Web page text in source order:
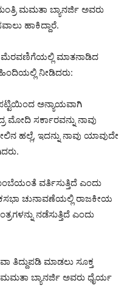
ಮಮತಾ ಬ್ಯಾನರ್ಜಿ ಅವರು
ಹಾಕಿದ್ದಾರೆ.
ಮೆರವಣಿಗೆಯಲ್ಲಿ ಮಾತನಾಡಿದ
ನೀಡಿದರು:
ಪಟ್ಟಿಯಿಂದ ಅನ್ಯಾಯವಾಗಿ
ಮೋದಿ ಸರ್ಕಾರವನ್ನು ನಾವು
ಹಲ್ಲೆ, ಇದನ್ನು ನಾವು ಯಾವುದೇ
ವರ್ತಿಸುತ್ತಿದೆ ಎಂದು
ಚುನಾವಣೆಯಲ್ಲಿ ರಾಜಕೀಯ
ನಡೆಸುತ್ತಿದೆ ಎಂದು
ತಿದ್ದುಪಡಿ ಮಾಡಲು ಸೂಕ್ತ
ಬ್ಯಾನರ್ಜಿ ಅವರು ಧೈರ್ಯ